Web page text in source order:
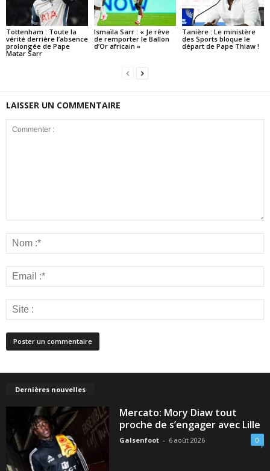
Tottenham : Toute la
vérité derrière l’absence
prolongée de Pape
Matar Sarr
Ismaïla Sarr : « Je rêve
de remporter le Ballon
d’Or africain »
Tanière : Le ministère
des Sports bloque le
départ de Pape Thiaw !
LAISSER UN COMMENTAIRE
Dernières nouvelles
Mercato: Mory Diaw tout
proche de s’engager avec Lille
Galsenfoot - 6 août 2026 0